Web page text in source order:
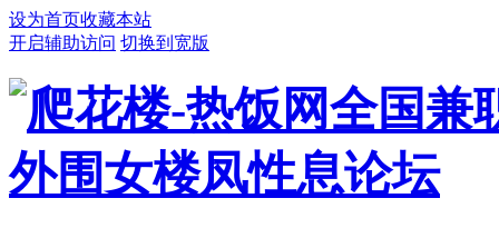
设为首页收藏本站
开启辅助访问 切换到宽版